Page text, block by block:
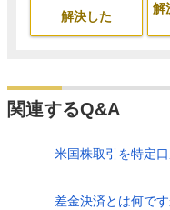
解決した
解
関連するQ&A
米国株取引を特定
差金決済とは何です